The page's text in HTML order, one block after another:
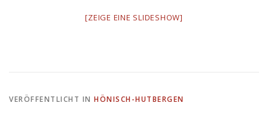
[ZEIGE EINE SLIDESHOW]
VERÖFFENTLICHT IN HÖNISCH-HUTBERGEN